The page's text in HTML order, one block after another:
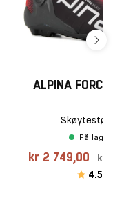
ALPINA FORCE
På lager
kr 2 749,00
kr
4.5